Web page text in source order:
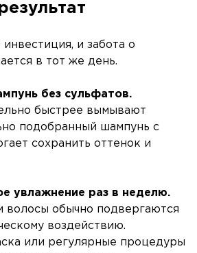
и забота о
в тот же день.
без сульфатов.
быстрее вымывают
подобранный шампунь с
сохранить оттенок и
увлажнение раз в неделю.
волосы обычно подвергаются
воздействию.
или регулярные процедуры